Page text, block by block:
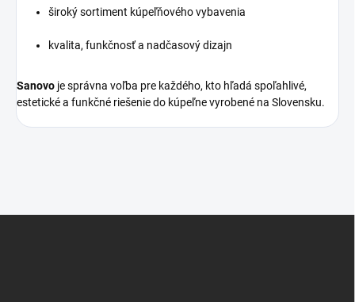
široký sortiment kúpeľňového vybavenia
kvalita, funkčnosť a nadčasový dizajn
Sanovo je správna voľba pre každého, kto hľadá spoľahlivé,
estetické a funkčné riešenie do kúpeľne vyrobené na Slovensku.